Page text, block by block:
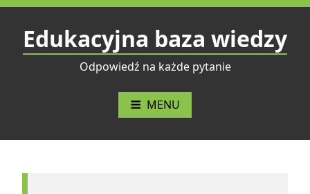
Przejdź
treściEdukacyjna baza wiedzy
Odpowiedź na każde pytanie
MENU